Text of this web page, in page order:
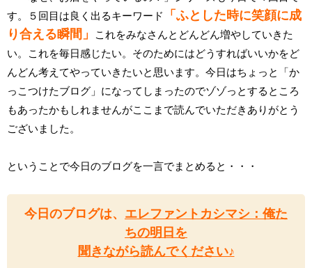
す。５回目は良く出るキーワード
「ふとした時に笑顔に成
り合える瞬間」
これをみなさんとどんどん増やしていきた
い。これを毎日感じたい。そのためにはどうすればいいかをど
んどん考えてやっていきたいと思います。今日はちょっと「か
っこつけたブログ」になってしまったのでゾゾっとするところ
もあったかもしれませんがここまで読んでいただきありがとう
ございました。
ということで今日のブログを一言でまとめると・・・
今日のブログは、 エレファントカシマシ：俺た
ちの明日を
聞きながら読んでください♪